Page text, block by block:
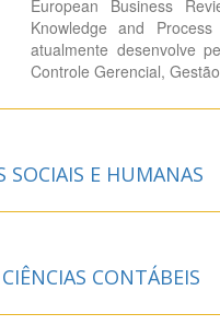
European Business
Knowledge and
atualmente desenvolve
Controle Gerencial,
SOCIAIS E HUMANAS
CONTÁBEIS